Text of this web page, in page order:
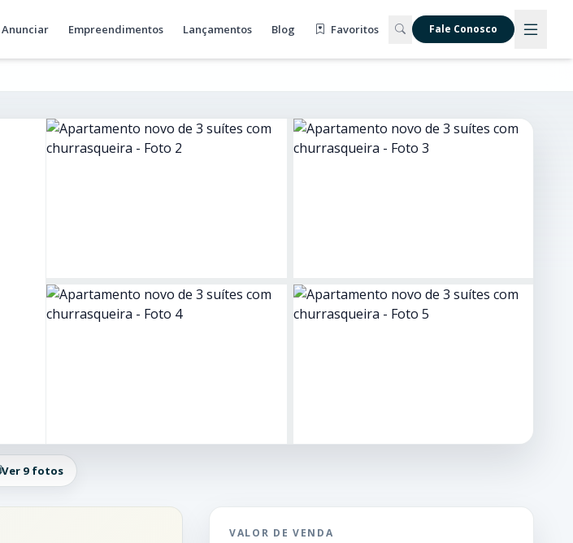
Anunciar Empreendimentos Lançamentos Blog Favoritos Fale Conosco
Ver 9 fotos
VALOR DE VENDA